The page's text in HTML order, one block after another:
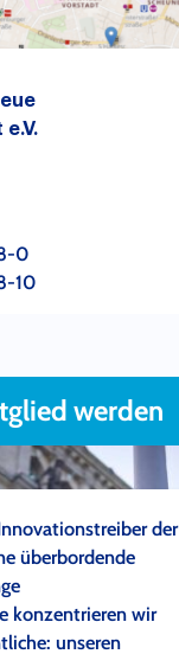
0
10
werden
der
überbordende
konzentrieren wir
unseren